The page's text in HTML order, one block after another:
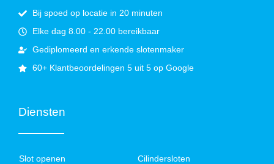
Bij spoed op locatie in 20 minuten
Elke dag 8.00 - 22.00 bereikbaar
Gediplomeerd en erkende slotenmaker
60+ Klantbeoordelingen 5 uit 5 op Google
Diensten
Slot openen
Cilindersloten